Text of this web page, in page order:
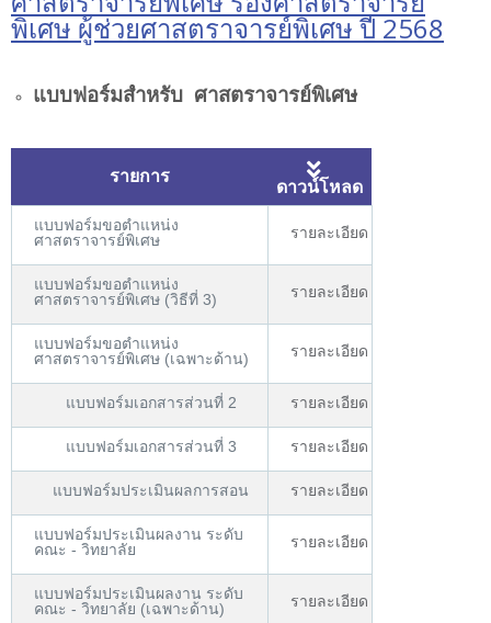
พิเศษ ผู้ช่วยศาสตราจารย์พิเศษ ปี 2568
แบบฟอร์มสำหรับ ศาสตราจารย์พิเศษ
รายการ
ดาวน์โหลด
แบบฟอร์มขอตำแหน่ง
ศาสตราจารย์พิเศษ
รายละเอียด
แบบฟอร์มขอตำแหน่ง
ศาสตราจารย์พิเศษ (วิธีที่ 3)
รายละเอียด
แบบฟอร์มขอตำแหน่ง
ศาสตราจารย์พิเศษ (เฉพาะด้าน)
รายละเอียด
แบบฟอร์มเอกสารส่วนที่ 2 รายละเอียด
แบบฟอร์มเอกสารส่วนที่ 3 รายละเอียด
แบบฟอร์มประเมินผลการสอน รายละเอียด
แบบฟอร์มประเมินผลงาน ระดับ
คณะ - วิทยาลัย
รายละเอียด
แบบฟอร์มประเมินผลงาน ระดับ
คณะ - วิทยาลัย (เฉพาะด้าน)
รายละเอียด